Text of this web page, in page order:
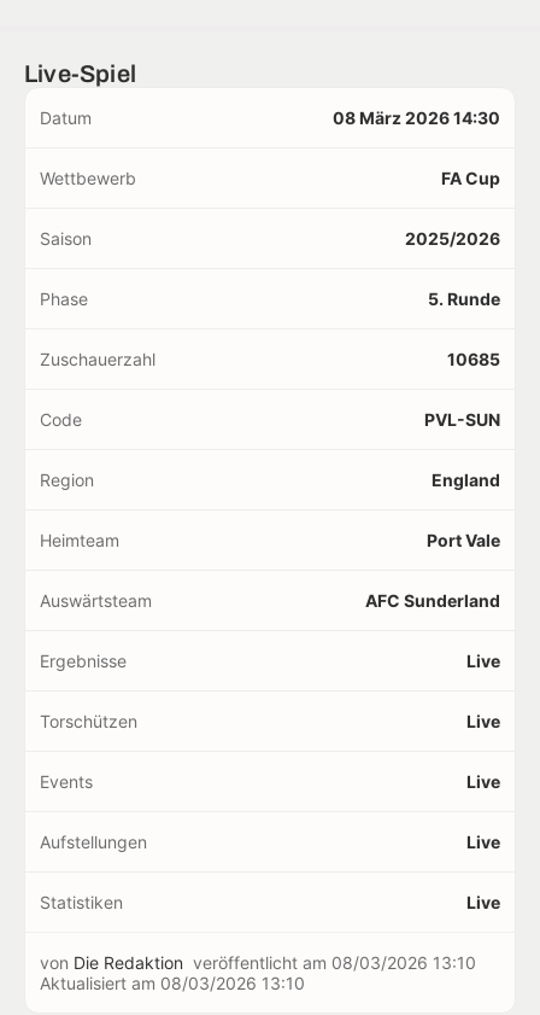
Live-Spiel
Datum 08 März 2026 14:30
Wettbewerb FA Cup
Saison 2025/2026
Phase 5. Runde
Zuschauerzahl 10685
Code PVL-SUN
Region England
Heimteam Port Vale
Auswärtsteam AFC Sunderland
Ergebnisse Live
Torschützen Live
Events Live
Aufstellungen Live
Statistiken Live
von Die Redaktion veröffentlicht am 08/03/2026 13:10
Aktualisiert am 08/03/2026 13:10